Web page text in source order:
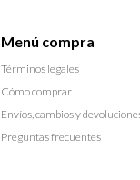
Menú compra
Términos legales
Cómo comprar
Envíos, cambios y
Preguntas frecuentes